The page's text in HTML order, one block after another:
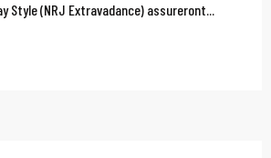
Style (NRJ Extravadance) assureront...